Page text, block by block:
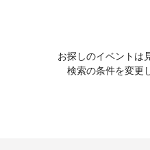
お探しのイベントは
検索の条件を変更